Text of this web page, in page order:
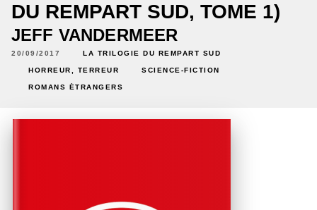
DU REMPART SUD, TOME 1)
JEFF VANDERMEER
20/09/2017 LA TRILOGIE DU REMPART SUD
HORREUR, TERREUR SCIENCE-FICTION
ROMANS ÉTRANGERS